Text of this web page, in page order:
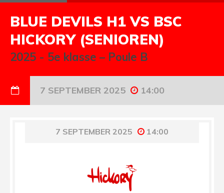
BLUE DEVILS H1 VS BSC
HICKORY (SENIOREN)
2025 - 5e klasse – Poule B
7 SEPTEMBER 2025 14:00
7 SEPTEMBER 2025 14:00